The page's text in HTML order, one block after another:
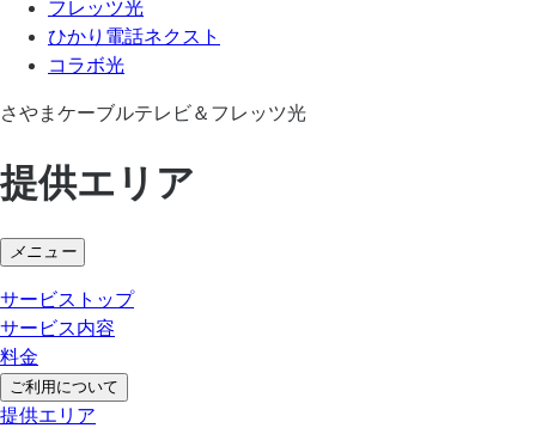
フレッツ光
ひかり電話ネクスト
コラボ光
さやまケーブルテレビ＆フレッツ光
提供エリア
メニュー
サービストップ
サービス内容
料金
ご利用について
提供エリア